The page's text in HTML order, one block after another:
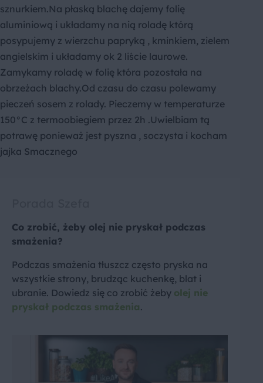
sznurkiem.Na płaską blachę dajemy folię
aluminiową i układamy na nią roladę którą
posypujemy z wierzchu papryką , kminkiem, zielem
angielskim i układamy ok 2 liście laurowe.
Zamykamy roladę w folię która pozostała na
obrzeżach blachy.Od czasu do czasu polewamy
pieczeń sosem z rolady. Pieczemy w temperaturze
150°C z termoobiegiem przez 2h .Uwielbiam tą
potrawę ponieważ jest pyszna , soczysta i kocham
jajka Smacznego
Co zrobić, żeby olej nie pryskał podczas
smażenia?
Podczas smażenia tłuszcz często pryska na
wszystkie strony, brudząc kuchenkę, blat i
ubranie. Dowiedz się co zrobić żeby olej nie
pryskał podczas smażenia.